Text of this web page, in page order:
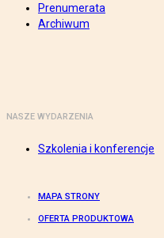
Prenumerata
Archiwum
NASZE WYDARZENIA
Szkolenia i konferencje
MAPA STRONY
OFERTA PRODUKTOWA